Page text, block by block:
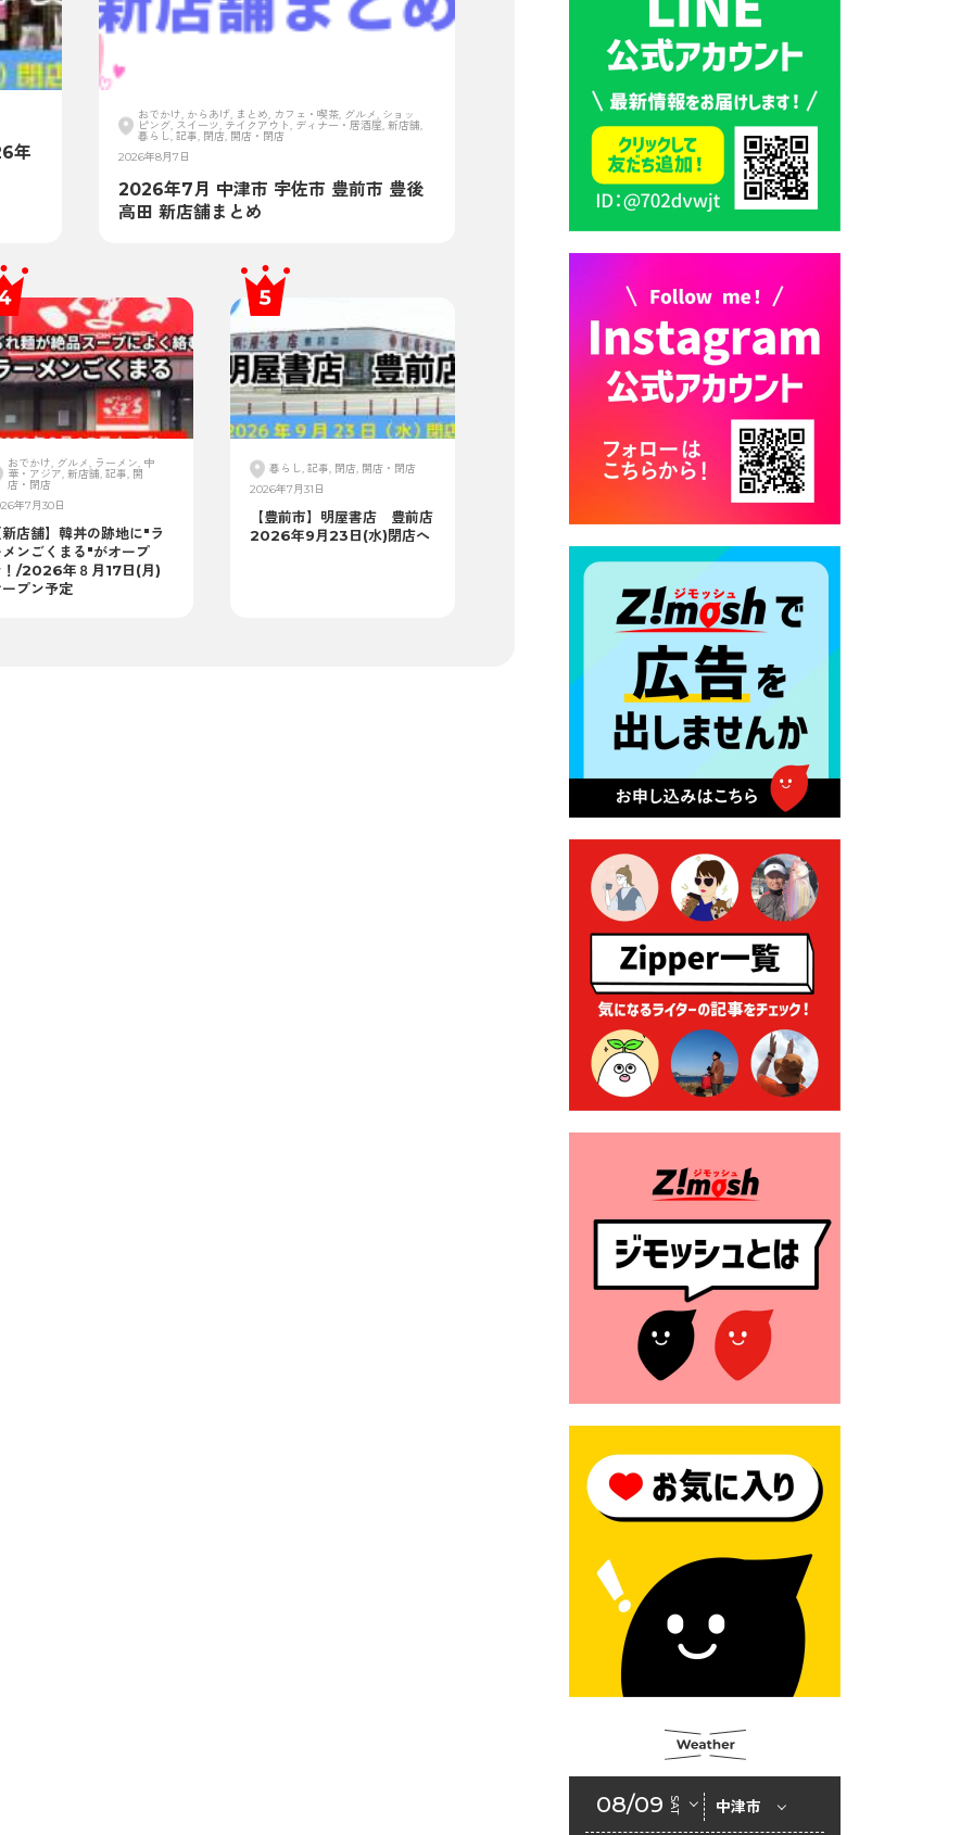
年
おでかけ, からあげ, まとめ, カフェ・喫茶, グルメ, ショッ
ピング, スイーツ, テイクアウト, ディナー・居酒屋, 新店舗,
暮らし, 記事, 閉店, 開店・閉店
2026年8月7日
2026年7月 中津市 宇佐市 豊前市 豊後
高田 新店舗まとめ
おでかけ, グルメ, ラーメン, 中
華・アジア, 新店舗, 記事, 開
店・閉店
年7月30日
店舗】韓丼の跡地に"ラ
ンごくまる"がオープ
！/2026年８月17日(月)
プン予定
暮らし, 記事, 閉店, 開店・閉店
2026年7月31日
【豊前市】明屋書店 豊前店
2026年9月23日(水)閉店へ
紹介≪再編計画の見直しにつ
いて≫
2026年7月29日 豊前市指定ご
み袋販売のお知らせ
2026年7月28日 豊前カラス天
狗みなと祭り（花火大会）開
催決定！
2026年7月28日 令和8年度
京築地区水道企業団職員採用
試験（募集）
2026年7月27日 マイナンバー
カード交付に伴う休日および
平日夜間開庁の案内
2026年7月22日 令和８年度
「こども文化パスポート事
2026年7月21日 卜仙の郷 お
盆期間の営業時間のお知らせ
2026年7月17日 バス経路検索
のご利用案内
2026年7月10日 台湾伝統音楽
団体 「北埔八音団・楽善軒」
公演開催のお知らせ
ンディング型ふるさと納税の
実施について
2026年7月9日 農地法等に係
る各種申請に係る登記事項証
明書の添付省略について
2026年7月9日 廃食用油の回
収
2026年7月7日 「おゆずりコ
ーナー」について
2026年7月1日 豊前市民プール
一般開放
（令和８年４月１日施行）
格改定
2026年6月23日 公告一覧（市
内業者対象）を更新しまし
2026年6月23日 （一財）豊前
市佐野・則尾育英会奨学生募
2026年6月18日 セアカゴケグ
モにご注意ください！
ェルターの指定
2026年6月10日 令和８年経済
センサス-活動調査
2026年6月9日 令和８年第３
回定例会「一般質問一覧表」
2026年6月5日 新婚世帯の家
2026年6月2日 戸籍に氏名の
振り仮名が記載されます
08/09 SAT 中津市